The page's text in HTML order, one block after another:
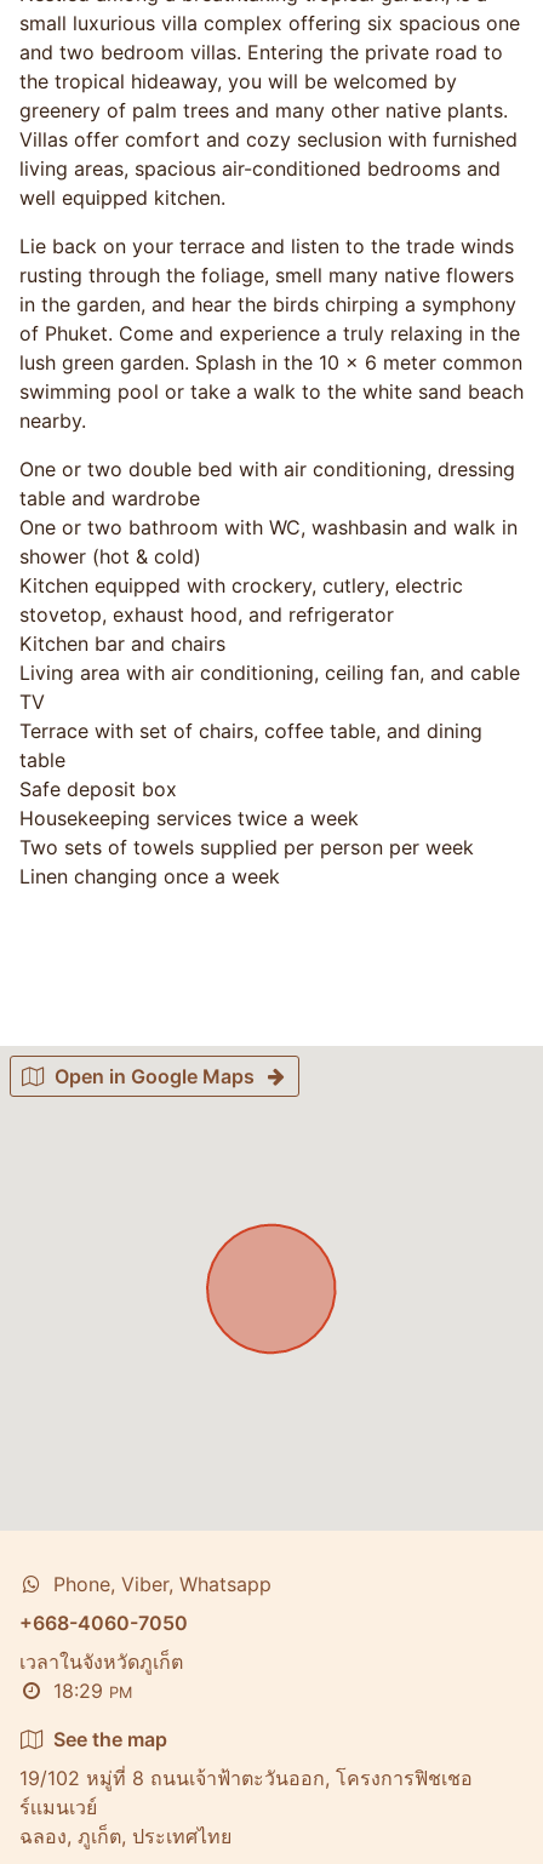
small luxurious villa complex offering six spacious one
and two bedroom villas. Entering the private road to
the tropical hideaway, you will be welcomed by
greenery of palm trees and many other native plants.
Villas offer comfort and cozy seclusion with furnished
living areas, spacious air-conditioned bedrooms and
well equipped kitchen.
Lie back on your terrace and listen to the trade winds
rusting through the foliage, smell many native flowers
in the garden, and hear the birds chirping a symphony
of Phuket. Come and experience a truly relaxing in the
lush green garden. Splash in the 10 x 6 meter common
swimming pool or take a walk to the white sand beach
nearby.
One or two double bed with air conditioning, dressing
table and wardrobe
One or two bathroom with WC, washbasin and walk in
shower (hot & cold)
Kitchen equipped with crockery, cutlery, electric
stovetop, exhaust hood, and refrigerator
Kitchen bar and chairs
Living area with air conditioning, ceiling fan, and cable
TV
Terrace with set of chairs, coffee table, and dining
table
Safe deposit box
Housekeeping services twice a week
Two sets of towels supplied per person per week
Linen changing once a week
Open in Google Maps
Phone, Viber, Whatsapp
+668-4060-7050
เวลาในจังหวัดภูเก็ต
18:29 PM
See the map
19/102 หมู่ที่ 8 ถนนเจ้าฟ้าตะวันออก, โครงการฟิชเชอ
ร์เเมนเวย์
ฉลอง, ภูเก็ต, ประเทศไทย